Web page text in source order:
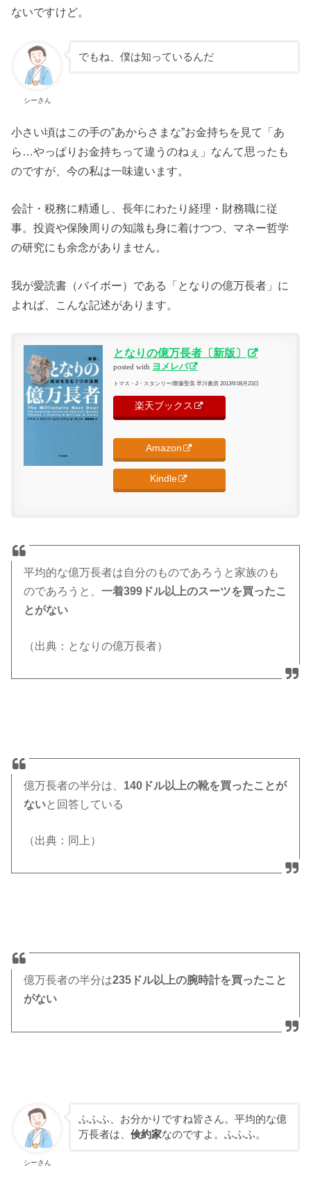
ないですけど。
シーさん
でもね、僕は知っているんだ
小さい頃はこの手の”あからさまな”お金持ちを見て「あ
ら…やっぱりお金持ちって違うのねぇ」なんて思ったも
のですが、今の私は一味違います。
会計・税務に精通し、長年にわたり経理・財務職に従
事。投資や保険周りの知識も身に着けつつ、マネー哲学
の研究にも余念がありません。
我が愛読書（バイボー）である「となりの億万長者」に
よれば、こんな記述があります。
となりの億万長者〔新版〕
posted with ヨメレバ
トマス・J・スタンリー/齋藤聖美 早川書房 2013年08月23日
楽天ブックス
Amazon
Kindle
平均的な億万長者は自分のものであろうと家族のも
のであろうと、一着399ドル以上のスーツを買ったこ
とがない
（出典：となりの億万長者）
億万長者の半分は、 140ドル以上の靴を買ったことが
ないと回答している
（出典：同上）
億万長者の半分は235ドル以上の腕時計を買ったこと
がない
シーさん
ふふふ、お分かりですね皆さん。平均的な億
万長者は、 倹約家なのですよ。ふふふ。